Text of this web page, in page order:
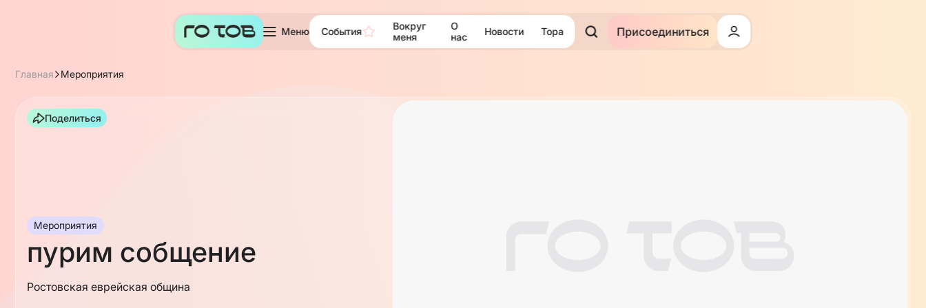
Меню События
Вокруг
меня
О
нас
Новости Тора Присоединиться
Главная Мероприятия
Мероприятия
Поделиться
пурим собщение
Ростовская еврейская община